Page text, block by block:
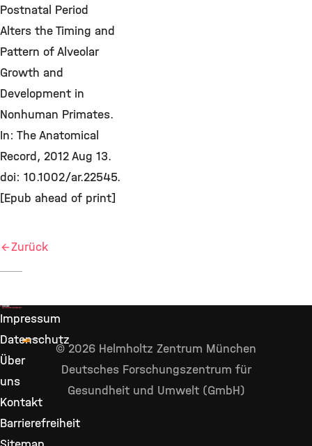
Postnatal Period
Alters the Timing and
Pattern of Alveolar
Growth and
Development in
Nonhuman Primates.
In: The Anatomical
Record, 2012 Aug 13.
doi: 10.1002/ar.22545.
[Epub ahead of print]
Zurück
Impressum
Datenschutz
Über
uns
Kontakt
Barrierefreiheit
© 2026 Helmholtz Zentrum München
Deutsches Forschungszentrum für
Gesundheit und Umwelt (GmbH)